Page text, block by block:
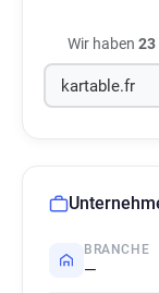
Wir haben 23
BRANCHE
—